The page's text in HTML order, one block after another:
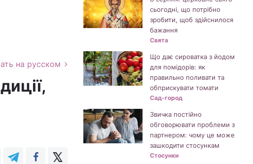
на русском
сьогодні, що потрібно
зробити, щоб здійснилося
бажання
Свята
Що дає сироватка з йодом
для помідорів: як
правильно поливати та
обприскувати томати
Сад-город
Звичка постійно
обговорювати проблеми з
партнером: чому це може
зашкодити стосункам
Стосунки